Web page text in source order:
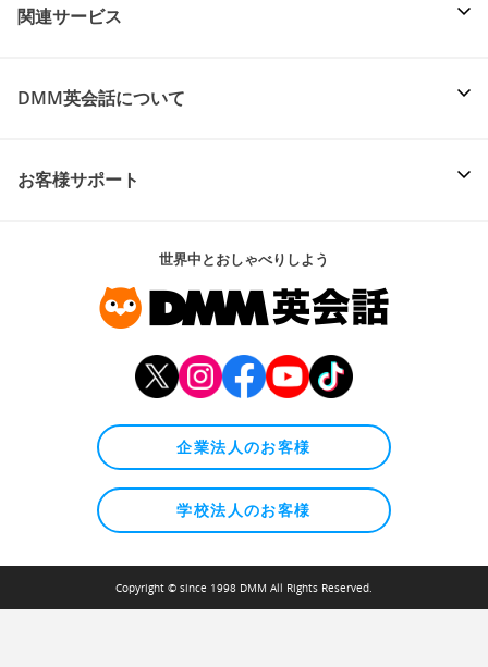
関連サービス
DMM英会話について
お客様サポート
世界中とおしゃべりしよう
企業法人のお客様
学校法人のお客様
Copyright © since 1998 DMM All Rights Reserved.